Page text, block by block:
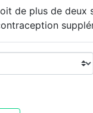
de plus de deux